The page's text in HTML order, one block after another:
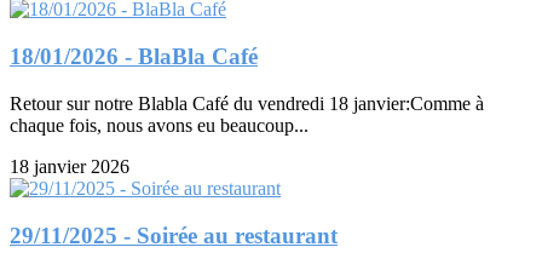
18/01/2026 - BlaBla Café
Retour sur notre Blabla Café du vendredi 18 janvier:Comme à
chaque fois, nous avons eu beaucoup...
18 janvier 2026
29/11/2025 - Soirée au restaurant